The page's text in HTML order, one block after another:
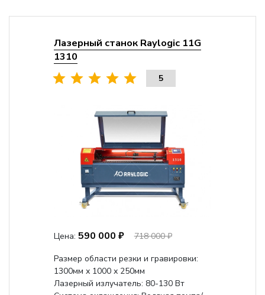
Лазерный станок Raylogic 11G
1310
5
Цена: 590 000 ₽
718 000 ₽
Размер области резки и гравировки:
1300мм х 1000 х 250мм
Лазерный излучатель: 80-130 Вт